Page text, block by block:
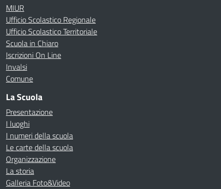
MIUR
Ufficio Scolastico Regionale
Ufficio Scolastico Territoriale
Scuola in Chiaro
Iscrizioni On Line
Invalsi
Comune
La Scuola
Presentazione
I luoghi
I numeri della scuola
Le carte della scuola
Organizzazione
La storia
Galleria Foto&Video